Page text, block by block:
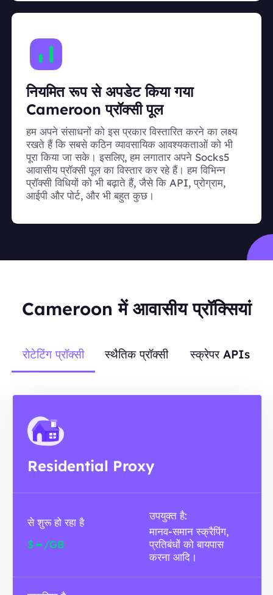
नियमित रूप से अपडेट किया गया
Cameroon प्रॉक्सी पूल
हम अपने संसाधनों को इस प्रकार विस्तारित करने का लक्ष्य
रखते हैं कि सबसे कठिन व्यावसायिक आवश्यकताओं को भी
पूरा किया जा सके। इसलिए, हम लगातार अपने Socks5
आवासीय प्रॉक्सी पूल का विस्तार कर रहे हैं। हम विभिन्न
प्रॉक्सी विधियों को भी बढ़ाते हैं, जैसे कि API, प्रोग्राम,
आईपी और पोर्ट, और भी बहुत कुछ।
Cameroon में आवासीय प्रॉक्सियां
रोटेटिंग प्रॉक्सी स्थैतिक प्रॉक्सी स्क्रेपर APIs
Residential Proxy
से शुरू हो रहा है
$- /GB
उपयुक्त है:
मानव-समान स्क्रैपिंग,
प्रतिबंधों को बायपास
करना आदि।